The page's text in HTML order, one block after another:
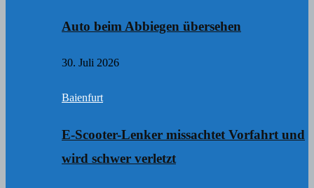
Auto beim Abbiegen übersehen
30. Juli 2026
Baienfurt
E-Scooter-Lenker missachtet Vorfahrt und
wird schwer verletzt